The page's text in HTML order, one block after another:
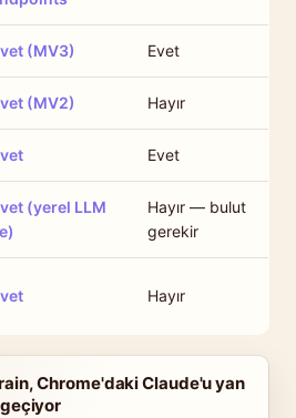
(MV3) Evet
(MV2) Hayır
Evet
(yerel LLM
Hayır — bulut
gerekir
Hayır
Chrome'daki Claude'u yan